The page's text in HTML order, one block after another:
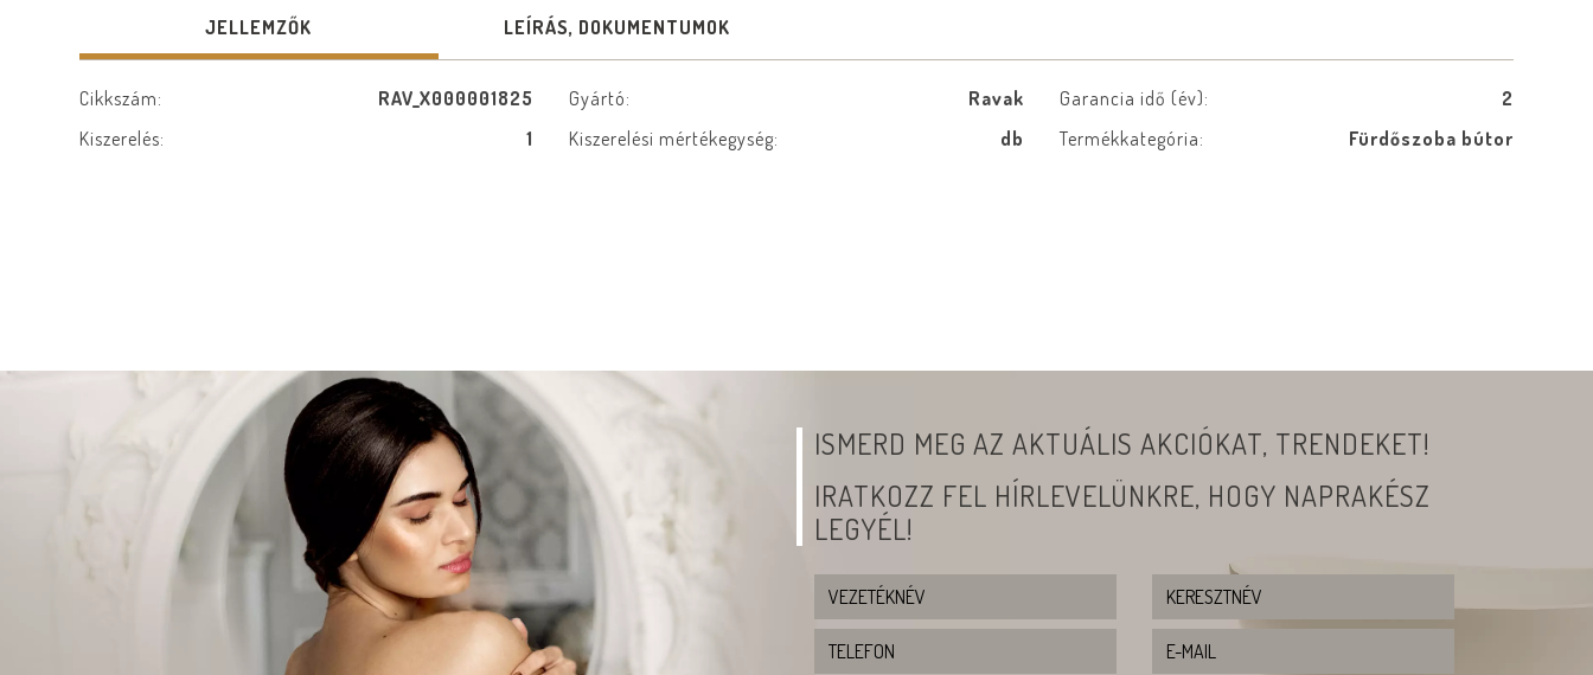
JELLEMZŐK LEÍRÁS, DOKUMENTUMOK
Cikkszám: RAV_X000001825 Gyártó: Ravak Garancia idő (év):
2
Kiszerelés:
1 Kiszerelési mértékegység: db Termékkategória: Fürdőszoba bútor
ISMERD MEG AZ AKTUÁLIS AKCIÓKAT, TRENDEKET!
IRATKOZZ FEL HÍRLEVELÜNKRE, HOGY NAPRAKÉSZ
LEGYÉL!